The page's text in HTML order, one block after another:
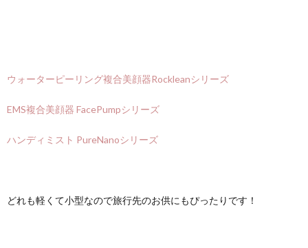
ウォーターピーリング複合美顔器Rockleanシリーズ
EMS複合美顔器 FacePumpシリーズ
ハンディミスト PureNanoシリーズ
どれも軽くて小型なので旅行先のお供にもぴったりです！